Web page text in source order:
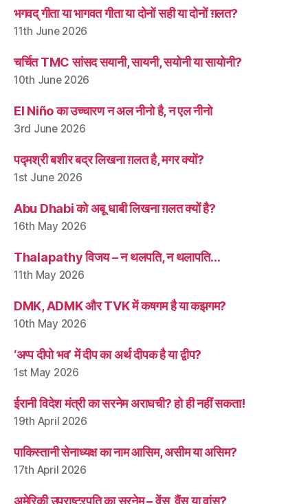
भगवद् गीता या भागवत गीता या दोनों सही या दोनों ग़लत?
11th June 2026
चर्चित TMC सांसद सयानी, सायनी, सयोनी या सायोनी?
10th June 2026
El Niño का उच्चारण न अल नीनो है, न एल नीनो
3rd June 2026
पद्मश्री बशीर बद्र लिखना ग़लत है, मगर क्यों?
1st June 2026
Abu Dhabi को अबू धाबी लिखना ग़लत क्यों है?
16th May 2026
Thalapathy विजय – न थलपति, न थलापति…
11th May 2026
DMK, ADMK और TVK में कषगम है या कझगम?
10th May 2026
‘अप्प दीपो भव’ में दीप का अर्थ दीपक है या द्वीप?
1st May 2026
ईरानी विदेश मंत्री का सरनेम अराघची? हो ही नहीं सकता!
19th April 2026
पाकिस्तानी सेनाध्यक्ष का नाम आसिम, असीम या असिम?
17th April 2026
अमेरिकी उपराष्ट्रपति का सरनेम – वेंस, वैंस या वांस?